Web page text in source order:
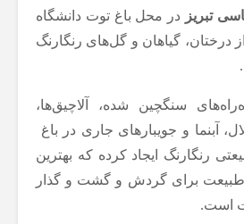
تبریز در محل باغ توت دانشگاه
درختان، گیاهان و گل‌های رنگارنگ
سنگچین شده، آلاچیق‌ها،
آبنما و جویبارهای جاری در باغ
رنگارنگ ایجاد کرده که بهترین
طبیعت برای گردش و گشت و گذار
است.